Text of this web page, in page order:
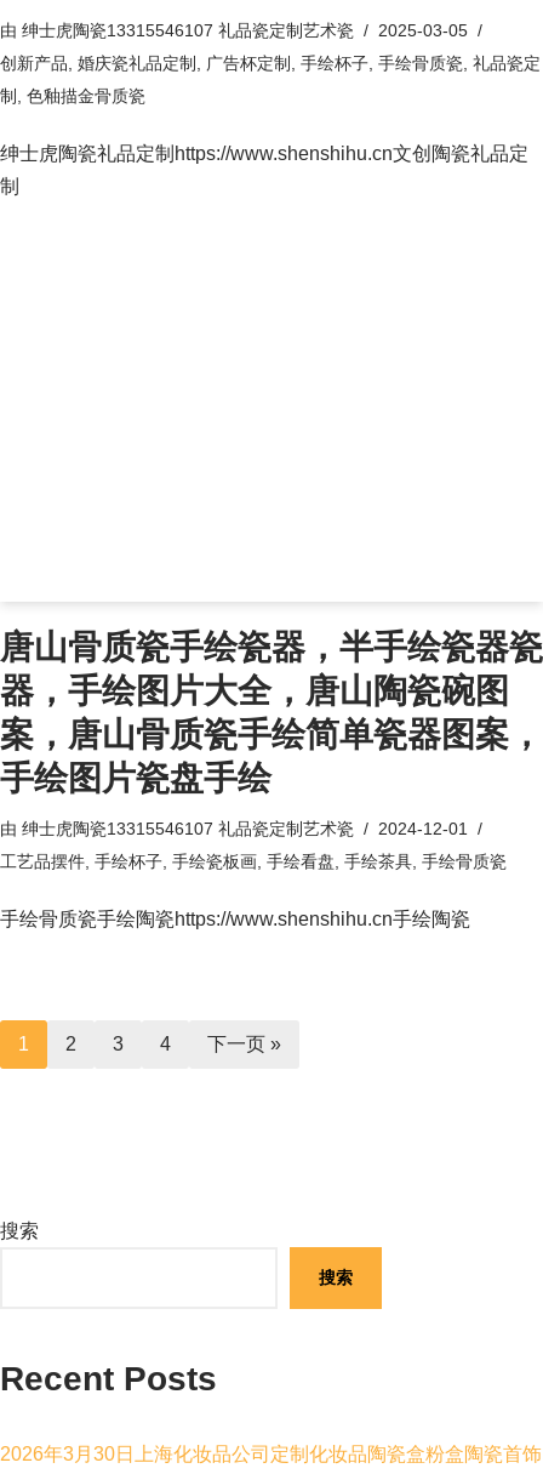
由 绅士虎陶瓷13315546107 礼品瓷定制艺术瓷
2025-03-05
创新产品 婚庆瓷礼品定制 广告杯定制 手绘杯子 手绘骨质瓷 礼品瓷定
制
色釉描金骨质瓷
绅士虎陶瓷礼品定制https://www.shenshihu.cn文创陶瓷礼品定
制
唐山骨质瓷手绘瓷器，半手绘瓷器瓷
器，手绘图片大全，唐山陶瓷碗图
案，唐山骨质瓷手绘简单瓷器图案，
手绘图片瓷盘手绘
由 绅士虎陶瓷13315546107 礼品瓷定制艺术瓷
2024-12-01
工艺品摆件 手绘杯子 手绘瓷板画 手绘看盘 手绘茶具 手绘骨质瓷
手绘骨质瓷手绘陶瓷https://www.shenshihu.cn手绘陶瓷
1 2 3 4 下一页 »
搜索
搜索
Recent Posts
2026年3月30日上海化妆品公司定制化妆品陶瓷盒粉盒陶瓷首饰